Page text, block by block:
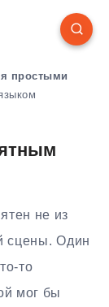
простыми
не из
сцены. Один
то
мог бы